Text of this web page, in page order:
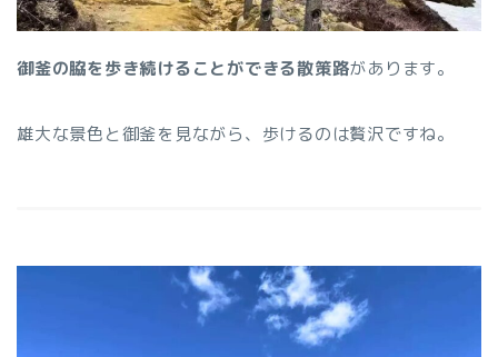
御釜の脇を歩き続けることができる散策路があります。
雄大な景色と御釜を見ながら、歩けるのは贅沢ですね。